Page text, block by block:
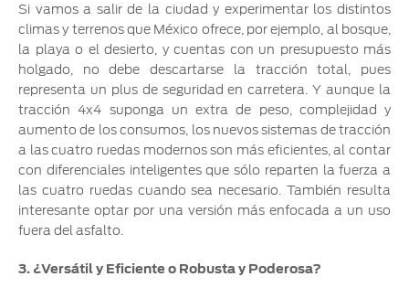
Si vamos a salir de la ciudad y experimentar los distintos
climas y terrenos que México ofrece, por ejemplo, al bosque,
la playa o el desierto, y cuentas con un presupuesto más
holgado, no debe descartarse la tracción total, pues
representa un plus de seguridad en carretera. Y aunque la
tracción 4x4 suponga un extra de peso, complejidad y
aumento de los consumos, los nuevos sistemas de tracción
a las cuatro ruedas modernos son más eficientes, al contar
con diferenciales inteligentes que sólo reparten la fuerza a
las cuatro ruedas cuando sea necesario. También resulta
interesante optar por una versión más enfocada a un uso
fuera del asfalto.
3. ¿Versátil y Eficiente o Robusta y Poderosa?